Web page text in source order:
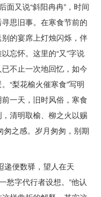
面又说“斜阳冉冉”，时间
思旧事。在寒食节前的
的宴席上灯烛闪烁，伴
忘怀。这里的“又”字说
不止一次地回忆，如今
“梨花榆火催寒食”写明
一天，旧时风俗，寒食
清明取榆、柳之火以赐
匆之感。岁月匆匆，别期
递便数驿，望人在天
愁字代行者设想。”他认